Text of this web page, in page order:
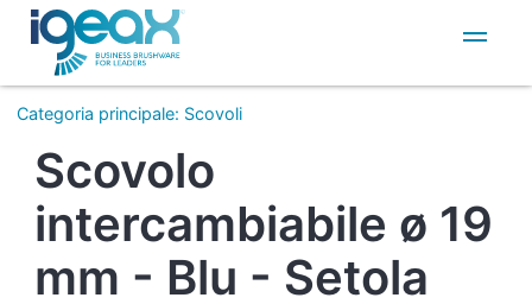
IT
EN
Categoria principale: Scovoli
Scovolo
intercambiabile ø 19
mm - Blu - Setola